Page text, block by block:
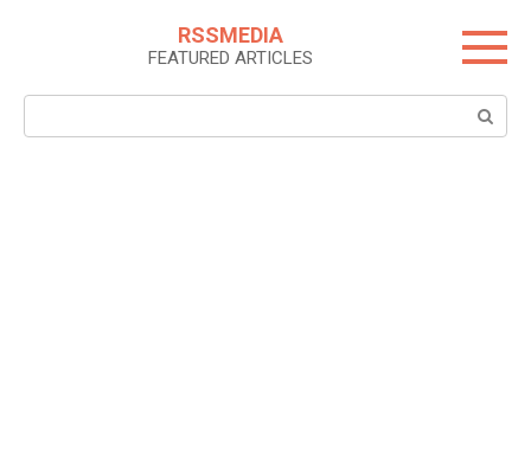
RSSMEDIA
FEATURED ARTICLES
Search: